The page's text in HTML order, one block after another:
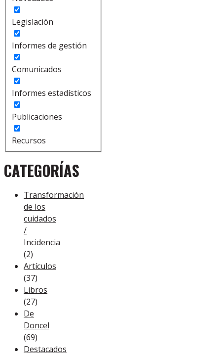
Legislación
Informes de gestión
Comunicados
Informes estadísticos
Publicaciones
Recursos
CATEGORÍAS
Transformación
de los
cuidados
/
Incidencia
(2)
Artículos
(37)
Libros
(27)
De
Doncel
(69)
Destacados